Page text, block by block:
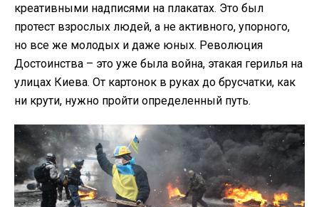
креативными надписями на плакатах. Это был
протест взрослых людей, а не активного, упорного,
но все же молодых и даже юных. Революция
Достоинства – это уже была война, этакая герилья на
улицах Киева. От картонок в руках до брусчатки, как
ни крути, нужно пройти определенный путь.